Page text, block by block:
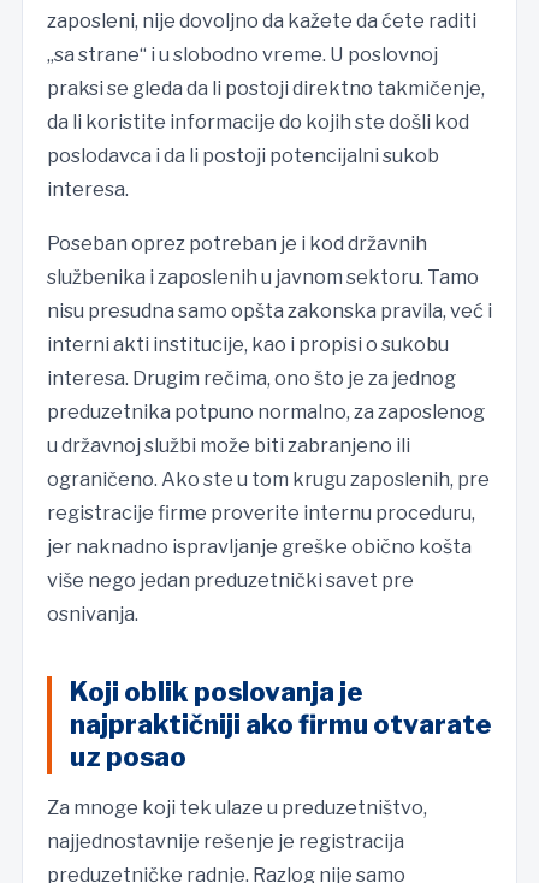
zaposleni, nije dovoljno da kažete da ćete raditi
„sa strane“ i u slobodno vreme. U poslovnoj
praksi se gleda da li postoji direktno takmičenje,
da li koristite informacije do kojih ste došli kod
poslodavca i da li postoji potencijalni sukob
interesa.
Poseban oprez potreban je i kod državnih
službenika i zaposlenih u javnom sektoru. Tamo
nisu presudna samo opšta zakonska pravila, već i
interni akti institucije, kao i propisi o sukobu
interesa. Drugim rečima, ono što je za jednog
preduzetnika potpuno normalno, za zaposlenog
u državnoj službi može biti zabranjeno ili
ograničeno. Ako ste u tom krugu zaposlenih, pre
registracije firme proverite internu proceduru,
jer naknadno ispravljanje greške obično košta
više nego jedan preduzetnički savet pre
osnivanja.
Koji oblik poslovanja je
najpraktičniji ako firmu otvarate
uz posao
Za mnoge koji tek ulaze u preduzetništvo,
najjednostavnije rešenje je registracija
preduzetničke radnje. Razlog nije samo